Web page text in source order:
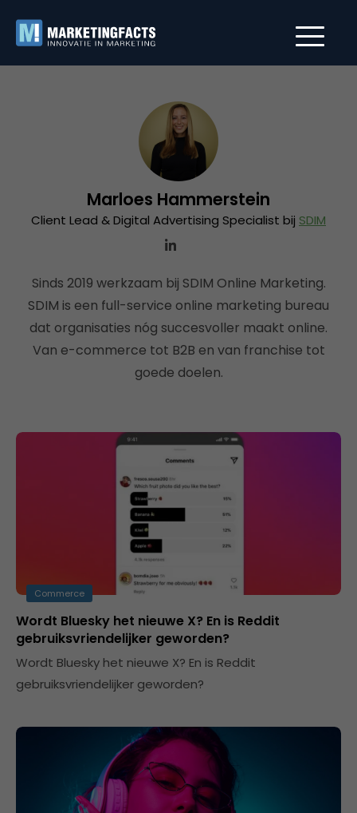
Marloes Hammerstein
Client Lead & Digital Advertising Specialist bij SDIM
Sinds 2019 werkzaam bij SDIM Online Marketing.
SDIM is een full-service online marketing bureau
dat organisaties nóg succesvoller maakt online.
Van e-commerce tot B2B en van franchise tot
goede doelen.
Commerce
Wordt Bluesky het nieuwe X? En is Reddit
gebruiksvriendelijker geworden?
Wordt Bluesky het nieuwe X? En is Reddit
gebruiksvriendelijker geworden?